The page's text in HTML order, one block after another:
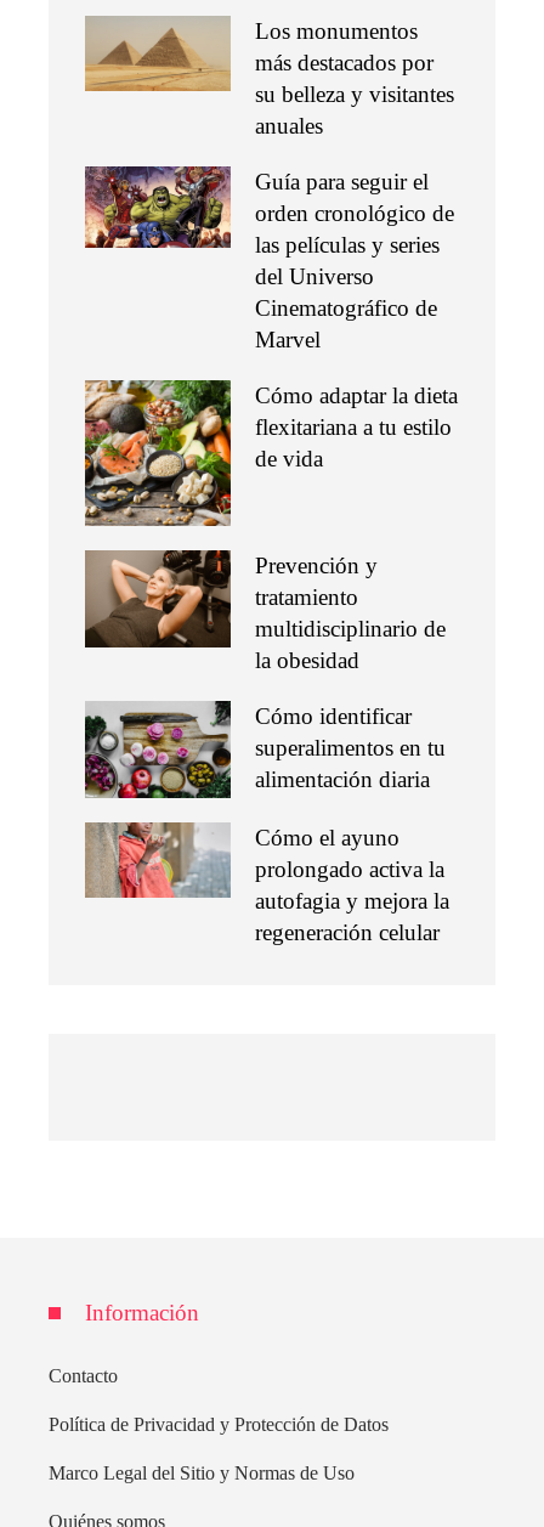
Los monumentos
más destacados por
su belleza y visitantes
anuales
Guía para seguir el
orden cronológico de
las películas y series
del Universo
Cinematográfico de
Marvel
Cómo adaptar la dieta
flexitariana a tu estilo
de vida
Prevención y
tratamiento
multidisciplinario de
la obesidad
Cómo identificar
superalimentos en tu
alimentación diaria
Cómo el ayuno
prolongado activa la
autofagia y mejora la
regeneración celular
Información
Contacto
Política de Privacidad y Protección de Datos
Marco Legal del Sitio y Normas de Uso
Quiénes somos